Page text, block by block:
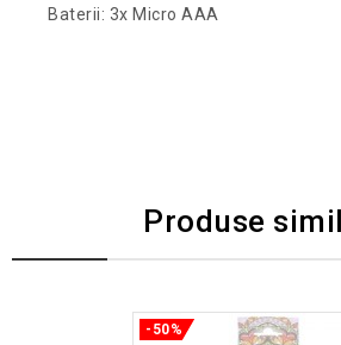
Baterii: 3x Micro AAA
Produse
-50%